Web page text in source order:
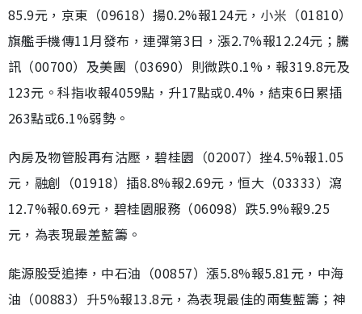
85.9元，京東（09618）揚0.2%報124元，小米（01810）
旗艦手機傳11月發布，連彈第3日，漲2.7%報12.24元；騰
訊（00700）及美團（03690）則微跌0.1%，報319.8元及
123元。科指收報4059點，升17點或0.4%，結束6日累插
263點或6.1%弱勢。
內房及物管股再有沽壓，碧桂園（02007）挫4.5%報1.05
元，融創（01918）插8.8%報2.69元，恒大（03333）瀉
12.7%報0.69元，碧桂園服務（06098）跌5.9%報9.25
元，為表現最差藍籌。
能源股受追捧，中石油（00857）漲5.8%報5.81元，中海
油（00883）升5%報13.8元，為表現最佳的兩隻藍籌；神